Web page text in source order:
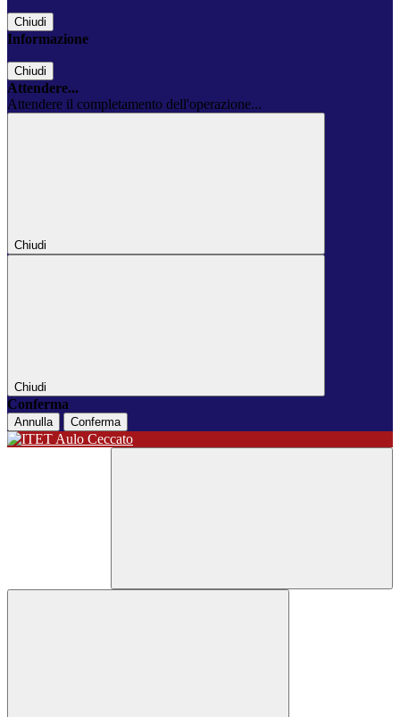
Chiudi
Informazione
Chiudi
Attendere...
Attendere il completamento dell'operazione...
Chiudi
Chiudi
Conferma
Annulla Conferma